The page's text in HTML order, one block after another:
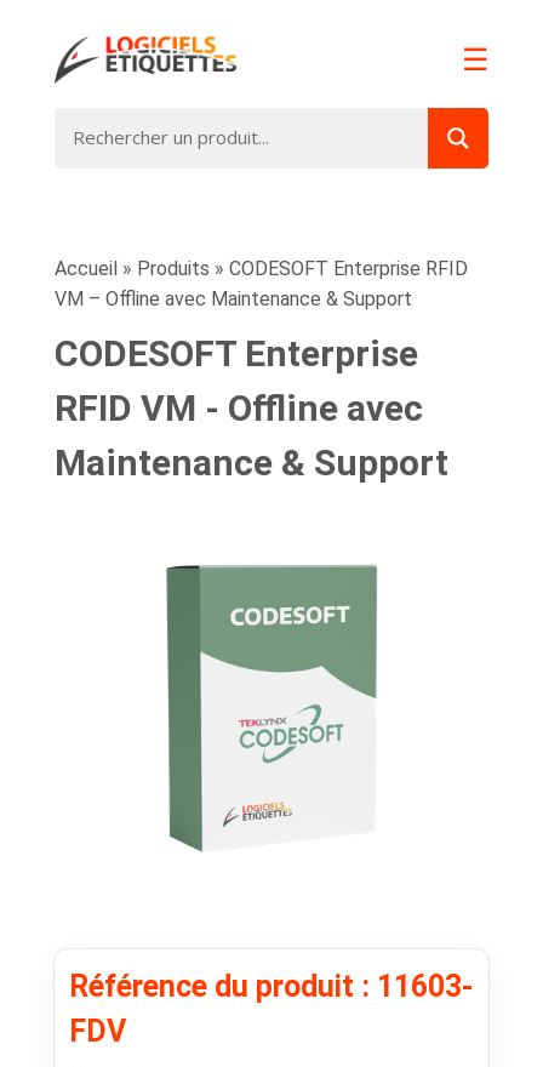
☰
Accueil » Produits » CODESOFT Enterprise RFID
VM – Offline avec Maintenance & Support
CODESOFT Enterprise
RFID VM - Offline avec
Maintenance & Support
Référence du produit : 11603-
FDV